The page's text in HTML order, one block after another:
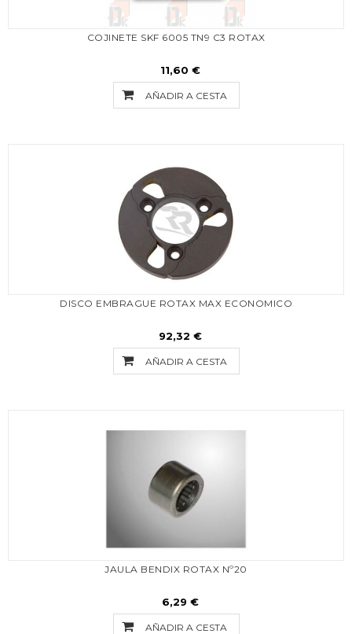
COJINETE SKF 6005 TN9 C3 ROTAX
11,60 €
AÑADIR A CESTA
DISCO EMBRAGUE ROTAX MAX ECONOMICO
92,32 €
AÑADIR A CESTA
JAULA BENDIX ROTAX Nº20
6,29 €
AÑADIR A CESTA